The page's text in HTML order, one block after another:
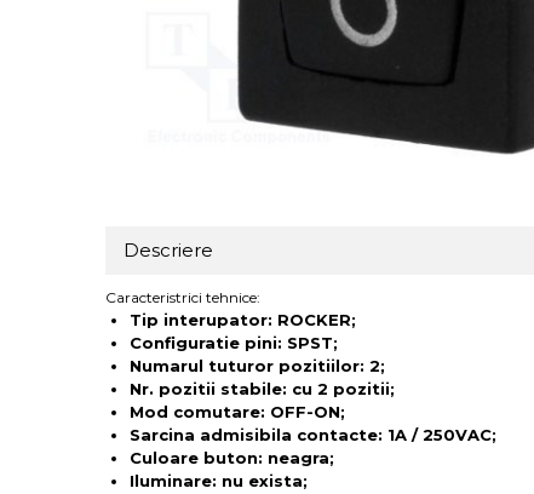
Descriere
Caracteristrici tehnice:
Tip interupator: ROCKER;
Configuratie pini: SPST;
Numarul tuturor pozitiilor: 2;
Nr. pozitii stabile: cu 2 pozitii;
Mod comutare: OFF-ON;
Sarcina admisibila contacte: 1A / 250VAC;
Culoare buton: neagra;
Iluminare: nu exista;